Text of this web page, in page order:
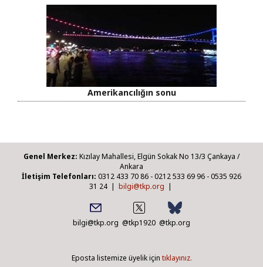
Amerikancılığın sonu
Genel Merkez: Kızılay Mahallesi, Elgün Sokak No 13/3 Çankaya /
Ankara
İletişim Telefonları: 0312 433 70 86 - 0212 533 69 96 - 0535 926
31 24 | bilgi@tkp.org |
bilgi@tkp.org @tkp1920 @tkp.org
Eposta listemize üyelik için tıklayınız.